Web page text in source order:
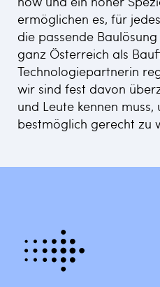
ermöglichen es, für
die passende
ganz Österreich als
Technologiepartnerin
wir sind fest davon
und Leute kennen
bestmöglich gerecht zu